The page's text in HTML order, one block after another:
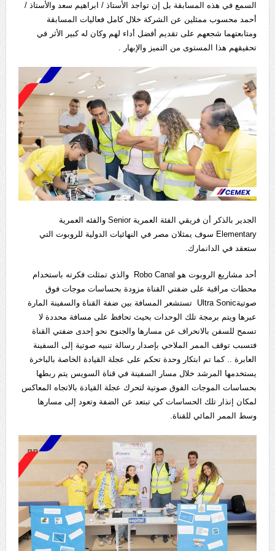
السمع في هذه المسابقة بل إن تواجد الأستاذ / ابراهيم سعد والأستاذ /
أحمد محسوب ممثلين عن الشركة خلال كامل فعاليات المسابقة
ومتابعتهما شجعهم على تقديم أفضل أداء لهم وكان له كبير الأثر في
تحقيقهم هذا المستوى من التميز والإبهار .
الجدير بالذكر أن فريقي الفئة العمرية Senior والفئه العمرية
Elementary سوف يمثلان مصر في النهائيات الدولية للروبوت التي
ستعقد في الدانمارك.
أحد مشاريع الروبوت هو Robo Canal والذي تمثلت فكرته باستخدام
محطات مراقبة على ضفتي القناة مزودة بحساسات موجات فوق
صوتيةUltra Sonic تستشعر المسافة بين ضفة القناة والسفينة المارة
عبرها ويتم برمجة تلك الوحدات بحيث تحافظ على مسافة محددة لا
تسمح للسفن بالانحراف عن مسارها والجنوح نحو إحدى ضفتي القناة
فتسبب توقف الممر الملاحي بإصدار رسالة تنبيه صوتية إلى السفينة
العابرة .. كما تم ابتكار وحدة تحكم على عجلة القيادة الخاصة بالباخرة
يستخدمها المرشد خلال مسار السفينة في قناة السويس يتم ربطها
بحساسات الموجات الفوق صوتية لتحرك عجلة القيادة بالاتجاه المعاكس
لمكان إنذار تلك الحساسات كي تبتعد عن الضفة وتعود إلى مسارها
وسط الممر المائي للقناة.